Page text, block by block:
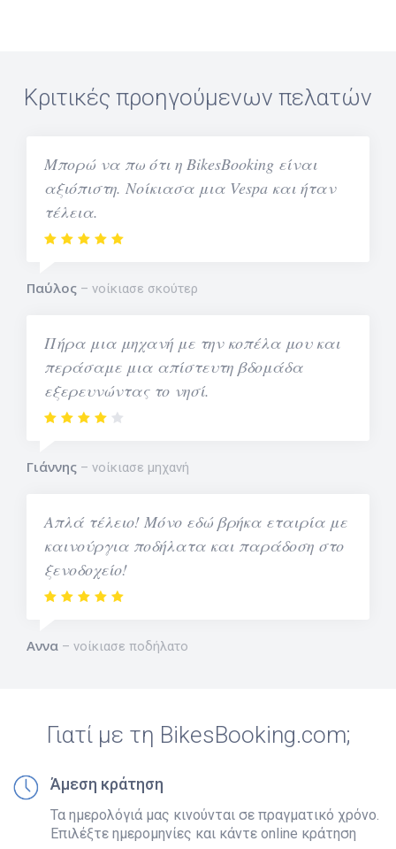
Κριτικές προηγούμενων πελατών
Μπορώ να πω ότι η BikesBooking είναι
αξιόπιστη. Νοίκιασα μια Vespa και ήταν
τέλεια.
Παύλος νοίκιασε σκούτερ
Πήρα μια μηχανή με την κοπέλα μου και
περάσαμε μια απίστευτη βδομάδα
εξερευνώντας το νησί.
Γιάννης νοίκιασε μηχανή
Απλά τέλειο! Μόνο εδώ βρήκα εταιρία με
καινούργια ποδήλατα και παράδοση στο
ξενοδοχείο!
Αννα νοίκιασε ποδήλατο
Γιατί με τη BikesBooking.com;
Άμεση κράτηση
Τα ημερολόγιά μας κινούνται σε πραγματικό χρόνο.
Επιλέξτε ημερομηνίες και κάντε online κράτηση